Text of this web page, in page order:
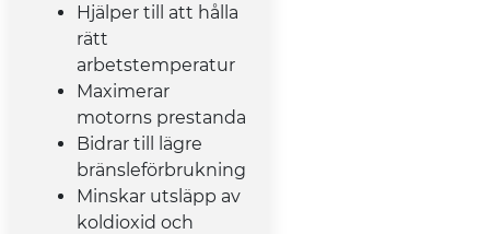
Hjälper till att hålla
rätt
arbetstemperatur
Maximerar
motorns prestanda
Bidrar till lägre
bränsleförbrukning
Minskar utsläpp av
koldioxid och